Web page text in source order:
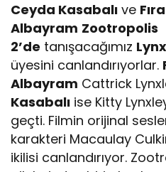
Ceyda Kasabalı ve
Albayram Zootropolis
2’de tanışacağımız
üyesini canlandırıyorlar.
Albayram Cattrick
Kasabalı ise Kitty
geçti. Filmin orijinal
karakteri Macaulay
ikilisi canlandırıyor.